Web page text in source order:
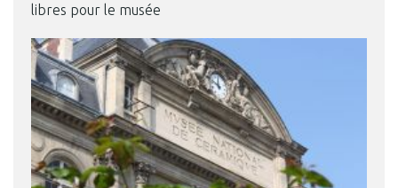
libres pour le musée